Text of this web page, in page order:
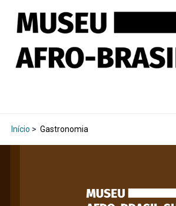
Início > Gastronomia